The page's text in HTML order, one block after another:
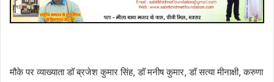
मौके पर व्याख्याता डॉ ब्रजेश कुमार सिंह, डॉ मनीष कुमार, डॉ सत्या मीनाक्षी, करुणा